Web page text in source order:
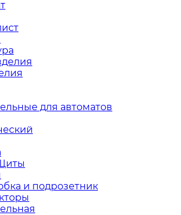
для автоматов
и подрозетник